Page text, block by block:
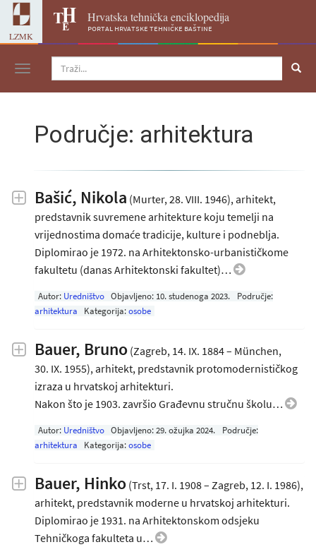
LZMK
Hrvatska tehnička enciklopedija
portal hrvatske tehničke baštine
Navigacija
Područje: arhitektura
Bašić, Nikola (Murter, 28. VIII. 1946), arhitekt,
predstavnik suvremene arhitekture koju temelji na
vrijednostima domaće tradicije, kulture i podneblja.
Diplomirao je 1972. na Arhitektonsko-urbanističkome
fakultetu (danas Arhitektonski fakultet)…
Autor: Uredništvo Objavljeno: 10. studenoga 2023.
Područje:
arhitektura
Kategorija:osobe
Bauer, Bruno (Zagreb, 14. IX. 1884 – München,
30. IX. 1955), arhitekt, predstavnik protomodernističkog
izraza u hrvatskoj arhitekturi.
Nakon što je 1903. završio Građevnu stručnu školu…
Autor: Uredništvo Objavljeno:29. ožujka 2024.
Područje:
arhitektura
Kategorija:osobe
Bauer, Hinko (Trst, 17. I. 1908 – Zagreb, 12. I. 1986),
arhitekt, predstavnik moderne u hrvatskoj arhitekturi.
Diplomirao je 1931. na Arhitektonskom odsjeku
Tehničkoga fakulteta u…